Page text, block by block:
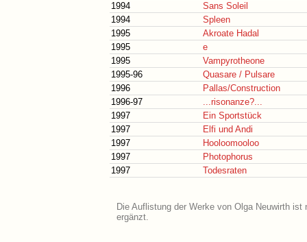
1994
Sans Soleil
1994
Spleen
1995
Akroate Hadal
1995
e
1995
Vampyrotheone
1995-96
Quasare / Pulsare
1996
Pallas/Construction
1996-97
...risonanze?...
1997
Ein Sportstück
1997
Elfi und Andi
1997
Hooloomooloo
1997
Photophorus
1997
Todesraten
Die Auflistung der Werke von Olga Neuwirth
ergänzt.